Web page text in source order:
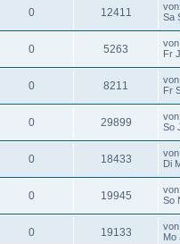
0 12411 von
Sa
0 5263 von
Fr
0 8211 von
Fr
0 29899 von
So
0 18433 von
Di
0 19945 von
So
0 19133 von
Mo